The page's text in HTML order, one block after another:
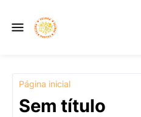
Página inicial
Sem título